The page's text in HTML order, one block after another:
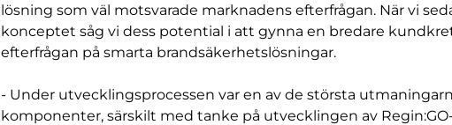
lösning som väl motsvarade marknadens efterfrågan. När vi
konceptet såg vi dess potential i att gynna en bredare
efterfrågan på smarta brandsäkerhetslösningar.
- Under utvecklingsprocessen var en av de största
komponenter, särskilt med tanke på utvecklingen av